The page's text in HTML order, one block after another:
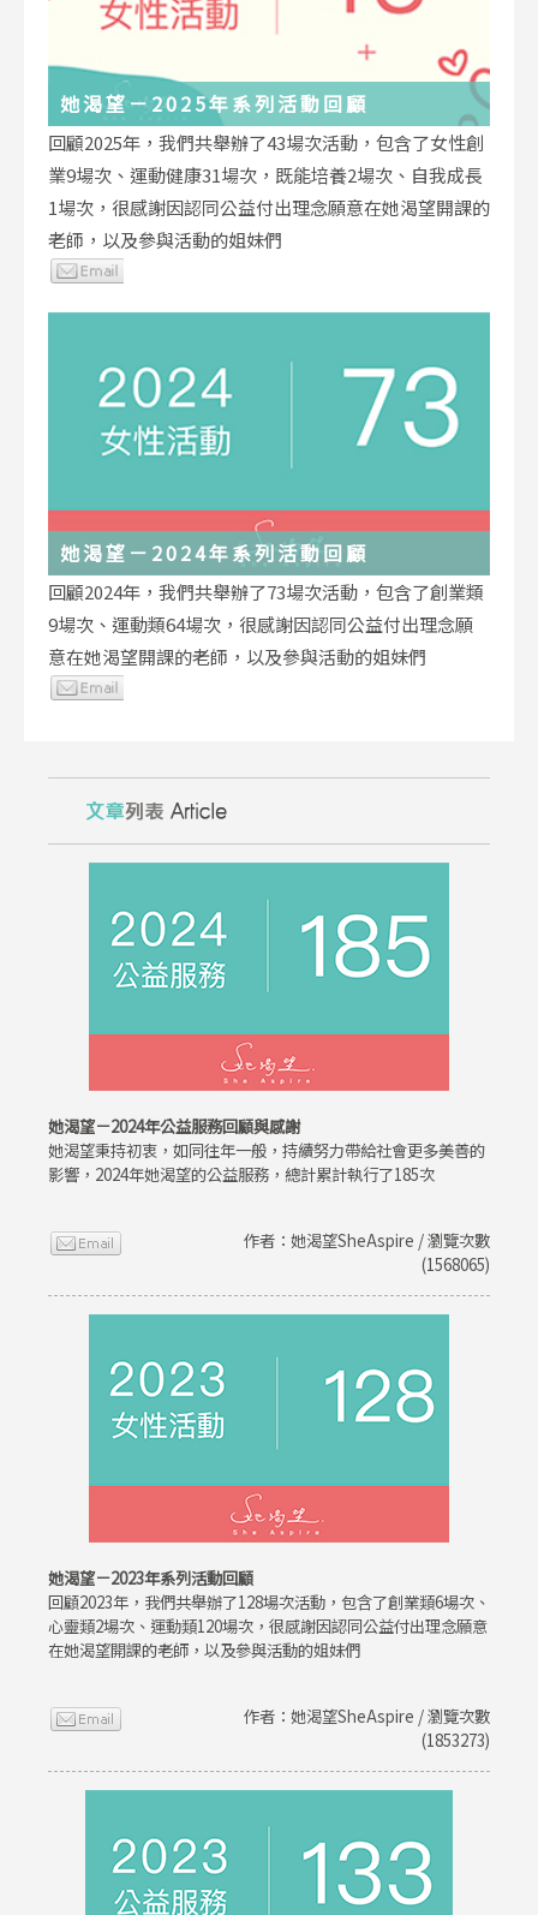
她渴望－2025年系列活動回顧
回顧2025年，我們共舉辦了43場次活動，包含了女性創
業9場次、運動健康31場次，既能培養2場次、自我成長
1場次，很感謝因認同公益付出理念願意在她渴望開課的
老師，以及參與活動的姐妹們
她渴望－2024年系列活動回顧
回顧2024年，我們共舉辦了73場次活動，包含了創業類
9場次、運動類64場次，很感謝因認同公益付出理念願
意在她渴望開課的老師，以及參與活動的姐妹們
她渴望－2024年公益服務回顧與感謝
她渴望秉持初衷，如同往年一般，持續努力帶給社會更多美善的
影響，2024年她渴望的公益服務，總計累計執行了185次
作者：她渴望SheAspire / 瀏覽次數
(1568065)
她渴望－2023年系列活動回顧
回顧2023年，我們共舉辦了128場次活動，包含了創業類6場次、
心靈類2場次、運動類120場次，很感謝因認同公益付出理念願意
在她渴望開課的老師，以及參與活動的姐妹們
作者：她渴望SheAspire / 瀏覽次數
(1853273)